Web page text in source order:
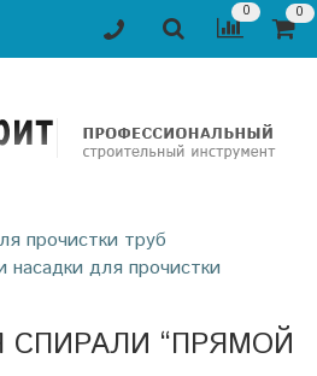
0 0
прочистки труб
для прочистки
“ПРЯМОЙ